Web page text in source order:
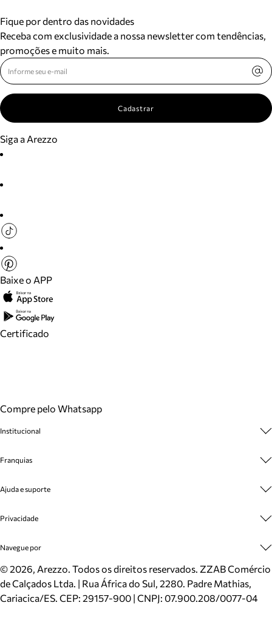
Fique por dentro das novidades
Receba com exclusividade a nossa newsletter com tendências,
promoções e muito mais.
Cadastrar
Siga a Arezzo
Baixe o APP
Certificado
Compre pelo Whatsapp
Institucional
Cashback
Venda Corporativa
Mapa do Site
Inverno
Mundo Arezzo
Franquias
Plano de Negócio
Ajuda e suporte
Cadastro
Meus Pedidos
Trocas e Devoluções
Cartão Presente
Localizador de lojas
Privacidade
Politica e Privacidade
Navegue por
Sapatos
Bolsas
Scarpins
©2026, Arezzo. Todos os direitos reservados. ZZAB Comércio
de Calçados Ltda. | Rua África do Sul, 2280. Padre Mathias,
Cariacica/ES. CEP: 29157-900 | CNPJ: 07.900.208/0077-04